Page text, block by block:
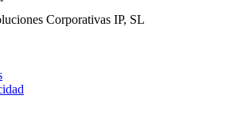
Corporativas IP, SL